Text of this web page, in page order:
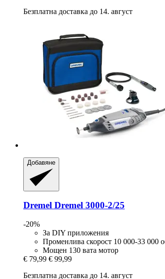
Безплатна доставка до 14. август
Добавяне
Dremel Dremel 3000-​2/25
-20%
За DIY приложения
Променлива скорост 10 000-33 000
Мощен 130 вата мотор
€ 79,99 € 99,99
Безплатна доставка до 14. август